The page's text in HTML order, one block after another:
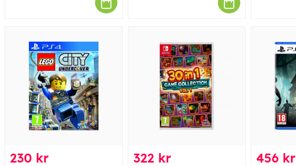
230 kr 322 kr 456 kr